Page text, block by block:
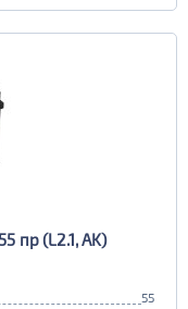
пр (L2.1, AK)
55